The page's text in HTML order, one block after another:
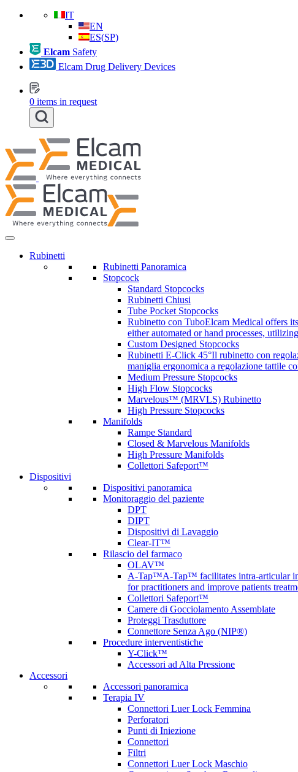
IT
EN
ES(SP)
Elcam Safety
Elcam Drug Delivery Devices
0 items in request
Rubinetti
Rubinetti Panoramica
Stopcock
Standard Stopcocks
Rubinetti Chiusi
Tube Pocket Stopcocks
Rubinetto con TuboElcam Medical offers
either automated or hand processes,
Custom Designed Stopcocks
Rubinetti E-Click 45°Il rubinetto con
maniglia ergonomica a regolazione tattile
Medium Pressure Stopcocks
High Flow Stopcocks
Marvelous™ (MRVLS) Rubinetto
High Pressure Stopcocks
Manifolds
Rampe Standard
Closed & Marvelous Manifolds
High Pressure Manifolds
Collettori Safeport™
Dispositivi
Dispositivi panoramica
Monitoraggio del paziente
DPT
DIPT
Dispositivi di Lavaggio
Clear-IT™
Rilascio del farmaco
OLAV™
A-Tap™A-Tap™ facilitates intra-articular
for practitioners and improve patients
Collettori Safeport™
Camere di Gocciolamento Assemblate
Proteggi Trasduttore
Connettore Senza Ago (NIP®)
Procedure interventistiche
Y-Click™
Accessori ad Alta Pressione
Accessori
Accessori panoramica
Terapia IV
Connettori Luer Lock Femmina
Perforatori
Punti di Iniezione
Connettori
Filtri
Connettori Luer Lock Maschio